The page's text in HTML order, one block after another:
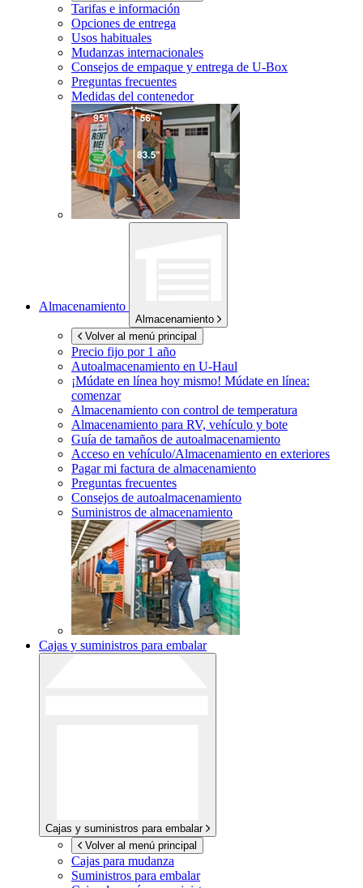
Tarifas e información
Opciones de entrega
Usos habituales
Mudanzas internacionales
Consejos de empaque y entrega de U-Box
Preguntas frecuentes
Medidas del contenedor
Almacenamiento
Almacenamiento
Volver al menú principal
Precio fijo por 1 año
Autoalmacenamiento en U-Haul
¡Múdate en línea hoy mismo! Múdate en línea:
comenzar
Almacenamiento con control de temperatura
Almacenamiento para RV, vehículo y bote
Guía de tamaños de autoalmacenamiento
Acceso en vehículo/Almacenamiento en exteriores
Pagar mi factura de almacenamiento
Preguntas frecuentes
Consejos de autoalmacenamiento
Suministros de almacenamiento
Cajas y suministros para embalar
Cajas y suministros para embalar
Volver al menú principal
Cajas para mudanza
Suministros para embalar